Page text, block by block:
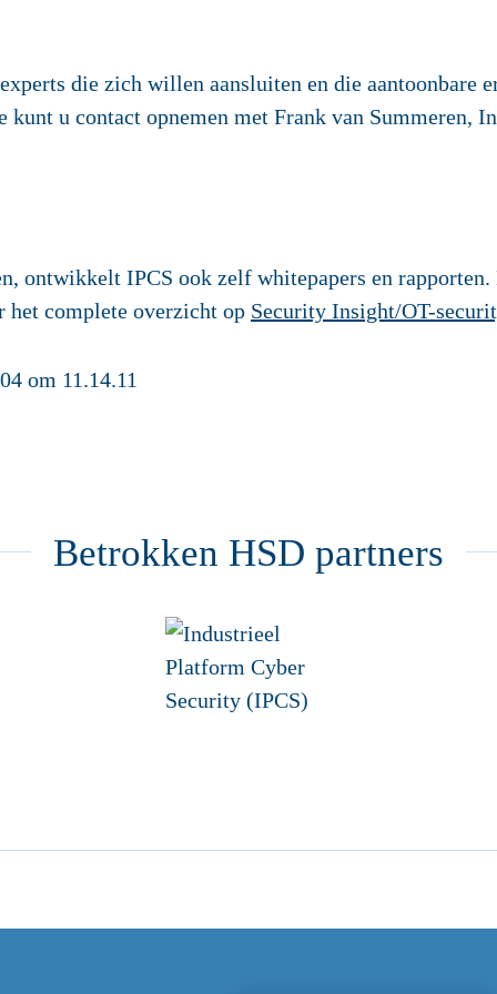
die zich willen aansluiten en die aantoonbare
u contact opnemen met Frank van Summeren,
ontwikkelt IPCS ook zelf whitepapers en
complete overzicht op Security Insight/OT-
Betrokken HSD partners